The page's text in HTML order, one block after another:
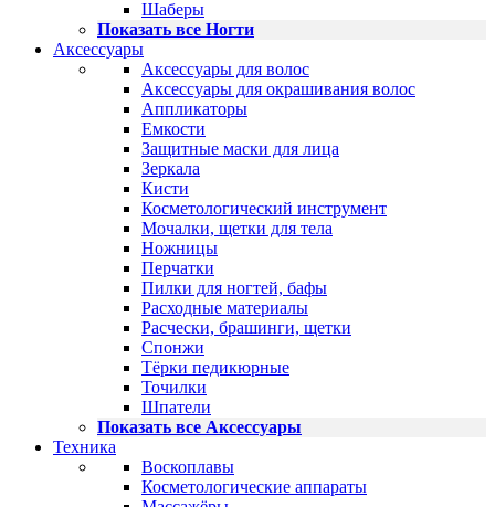
Шаберы
Показать все Ногти
Аксессуары
Аксессуары для волос
Аксессуары для окрашивания волос
Аппликаторы
Емкости
Защитные маски для лица
Зеркала
Кисти
Косметологический инструмент
Мочалки, щетки для тела
Ножницы
Перчатки
Пилки для ногтей, бафы
Расходные материалы
Расчески, брашинги, щетки
Спонжи
Тёрки педикюрные
Точилки
Шпатели
Показать все Аксессуары
Техника
Воскоплавы
Косметологические аппараты